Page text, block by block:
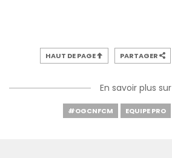
HAUT DE PAGE PARTAGER
En savoir plus sur
#OGCNFCM EQUIPE PRO